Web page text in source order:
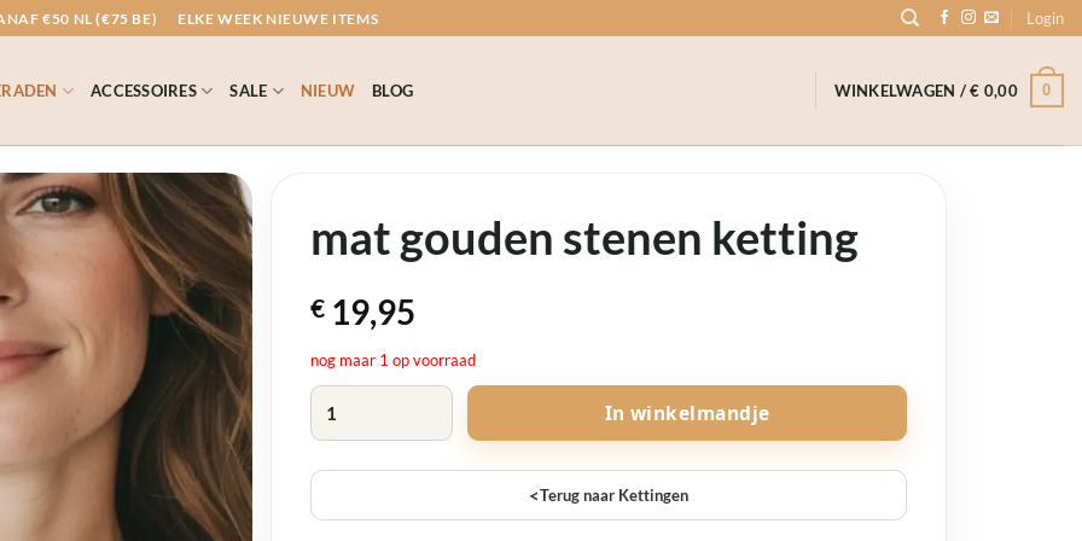
€50 NL (€75 BE) ELKE WEEK NIEUWE ITEMS Login
ACCESSOIRES SALE NIEUW BLOG WINKELWAGEN /€ 0,00 0
mat gouden stenen ketting
€ 19,95
nog maar 1 op voorraad
mat gouden stenen ketting aantal
In winkelmandje
<Terug naar Kettingen